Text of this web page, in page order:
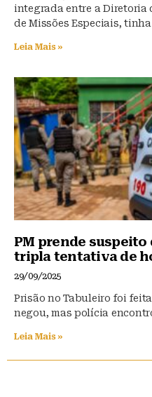
integrada entre a Diretoria
de Missões Especiais,
Leia Mais »
PM prende
tripla tentativa de
29/09/2025
Prisão no Tabuleiro foi
negou, mas polícia
Leia Mais »